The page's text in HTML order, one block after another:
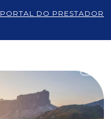
PORTAL DO PRESTADOR